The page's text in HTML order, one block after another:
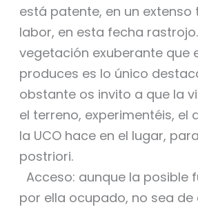
está patente, en un extenso
labor, en esta fecha
vegetación exuberante que
produces es lo único
obstante os invito a que la
el terreno, experimentéis, el
la UCO hace en el lugar,
postriori.
Acceso: aunque la posible
por ella ocupado, no sea de